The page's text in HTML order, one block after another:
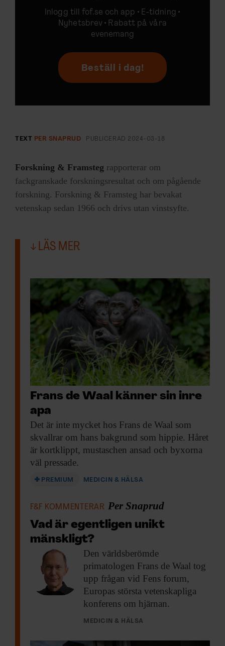
Inlogg tillfof.se och app • E-tidning •
Nyhetsbrev • Rabatt på våra
evenemang
Beställ i dag!
TEXT PER SNAPRUD PUBLICERAD 2024-03-18
Forskning & Framsteg rapporterar om
fackgranskade forskningsresultat och om pågående
forskning. Forskning & Framsteg har bevakat
vetenskap sedan 1966 och drivs utan vinstsyfte.
LÄS MER
Frans de Waal känner sin inre
apa
Det är inte mycket hos Frans de Waal som
skvallrar om hans bakgrund som hippie. Håret
är kortklippt, mustaschen ansad och byxorna
väl pressade.
PREMIUM MEDICIN & HÄLSA
F&F KOMMENTERAR Per Snaprud
Vad är egentligen unikt
mänskligt?
Den världsberömde
primatologen Frans de Waal tog
upp frågan vid Fens forum,
Europas största vetenskapliga
konferens om hjärnan.
MEDICIN & HÄLSA